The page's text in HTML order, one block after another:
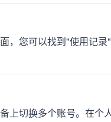
，您可以找到"使用记
上切换多个账号。在个